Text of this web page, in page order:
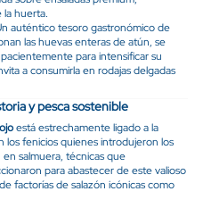
la huerta.
auténtico tesoro gastronómico de
las huevas enteras de atún, se
para intensificar su
a consumirla en rodajas delgadas
y pesca sostenible
está estrechamente ligado a la
los fenicios quienes introdujeron los
salmuera, técnicas que
para abastecer de este valioso
factorías de salazón icónicas como